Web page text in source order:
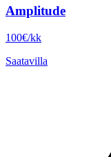
Amplitude
100€/kk
Saatavilla